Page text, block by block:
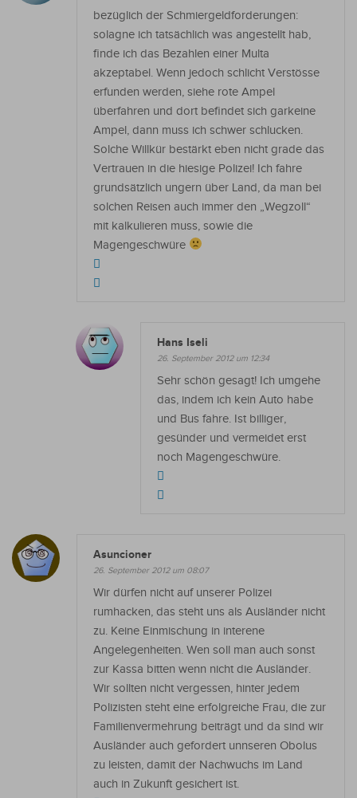
bezüglich der Schmiergeldforderungen:
solagne ich tatsächlich was angestellt hab,
finde ich das Bezahlen einer Multa
akzeptabel. Wenn jedoch schlicht Verstösse
erfunden werden, siehe rote Ampel
überfahren und dort befindet sich garkeine
Ampel, dann muss ich schwer schlucken.
Solche Willkür bestärkt eben nicht grade das
Vertrauen in die hiesige Polizei! Ich fahre
grundsätzlich ungern über Land, da man bei
solchen Reisen auch immer den „Wegzoll“
mit kalkulieren muss, sowie die
Magengeschwüre
Hans Iseli
26. September 2012 um 12:34
Sehr schön gesagt! Ich umgehe
das, indem ich kein Auto habe
und Bus fahre. Ist billiger,
gesünder und vermeidet erst
noch Magengeschwüre.
Asuncioner
26. September 2012 um 08:07
Wir dürfen nicht auf unserer Polizei
rumhacken, das steht uns als Ausländer nicht
zu. Keine Einmischung in interene
Angelegenheiten. Wen soll man auch sonst
zur Kassa bitten wenn nicht die Ausländer.
Wir sollten nicht vergessen, hinter jedem
Polizisten steht eine erfolgreiche Frau, die zur
Familienvermehrung beiträgt und da sind wir
Ausländer auch gefordert unnseren Obolus
zu leisten, damit der Nachwuchs im Land
auch in Zukunft gesichert ist.